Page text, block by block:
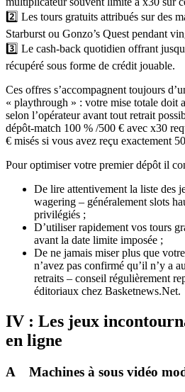
2️⃣ Les tours gratuits attribués sur des
Starburst ou Gonzo’s Quest pendant
3️⃣ Le cash‑back quotidien offrant
récupéré sous forme de crédit jouable.
Ces offres s’accompagnent toujours
« playthrough » : votre mise totale doit
selon l’opérateur avant tout retrait
dépôt‑match 100 % /500 € avec x30
€ misés si vous avez reçu exactement
Pour optimiser votre premier dépôt il
De lire attentivement la liste des
wagering – généralement slots
privilégiés ;
D’utiliser rapidement vos tours
avant la date limite imposée ;
De ne jamais miser plus que
n’avez pas confirmé qu’il n’y a
retraits – conseil régulièrement
éditoriaux chez Basketnews.Net.
IV : Les jeux
en ligne
A Machines à sous vidéo